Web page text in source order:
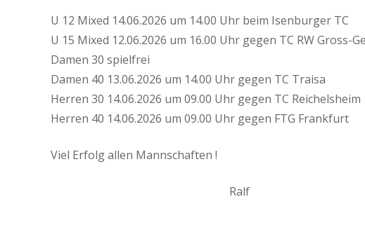
U 12 Mixed 14.06.2026 um 14.00 Uhr beim Isenburger TC
U 15 Mixed 12.06.2026 um 16.00 Uhr gegen TC RW Gross-
Damen 30 spielfrei
Damen 40 13.06.2026 um 14.00 Uhr gegen TC Traisa
Herren 30 14.06.2026 um 09.00 Uhr gegen TC Reichelsheim
Herren 40 14.06.2026 um 09.00 Uhr gegen FTG Frankfurt
Viel Erfolg allen Mannschaften !
Ralf